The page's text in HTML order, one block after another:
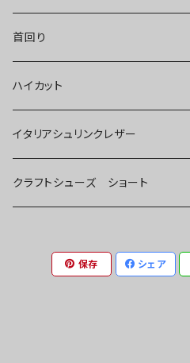
首回り
ゴブラン織り（首回り・裏面羊レザー）
ハイカット
リバティー生地
イタリアシュリンクレザー
リバティ
ゴブラン織り
クラフトシューズ ショート
保存 シェア